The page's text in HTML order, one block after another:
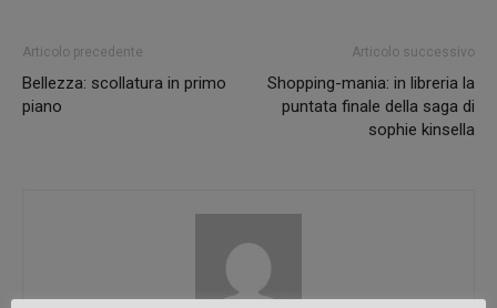
Articolo precedente
Bellezza: scollatura in primo
piano
Articolo successivo
Shopping-mania: in libreria la
puntata finale della saga di
sophie kinsella